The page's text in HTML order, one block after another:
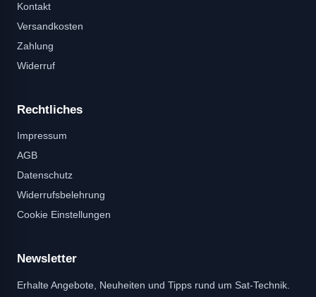
Kontakt
Versandkosten
Zahlung
Widerruf
Rechtliches
Impressum
AGB
Datenschutz
Widerrufsbelehrung
Cookie Einstellungen
Newsletter
Erhalte Angebote, Neuheiten und Tipps rund um Sat-Technik.